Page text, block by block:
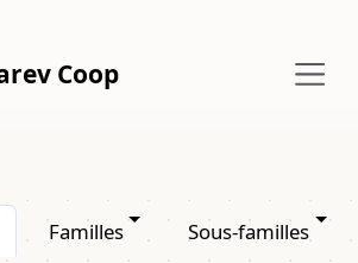
Coop
Familles
Sous-familles